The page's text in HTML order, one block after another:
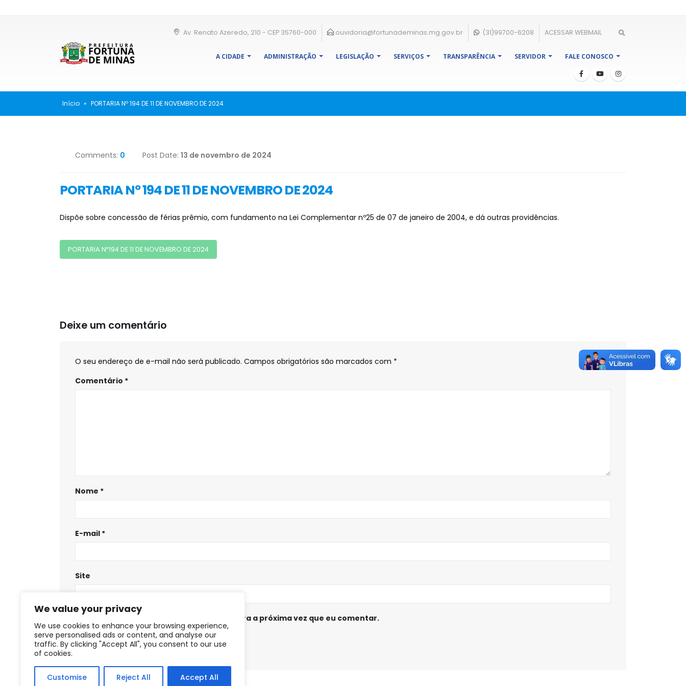
We value your privacy
We use cookies to enhance your browsing experience,
serve personalised ads or content, and analyse our
traffic. By clicking "Accept All", you consent to our use
of cookies.
Customise Reject All Accept All
Av. Renato Azeredo, 210 - CEP 35760-000 ouvidoria@fortunademinas.mg.gov.br (31)99700-6208 ACESSAR WEBMAIL
A CIDADE ADMINISTRAÇÃO LEGISLAÇÃO SERVIÇOS TRANSPARÊNCIA SERVIDOR FALE CONOSCO
Início » PORTARIA Nº 194 DE 11 DE NOVEMBRO DE 2024
Comments: 0 Post Date: 13 de novembro de 2024
PORTARIA Nº 194 DE 11 DE NOVEMBRO DE 2024
Dispõe sobre concessão de férias prêmio, com fundamento na Lei Complementar nº25 de 07 de janeiro de 2004, e dá outras providências.
PORTARIA Nº194 DE 11 DE NOVEMBRO DE 2024
Deixe um comentário
O seu endereço de e-mail não será publicado. Campos obrigatórios são marcados com *
Comentário *
Nome *
E-mail *
Site
Salvar meus dados neste navegador para a próxima vez que eu comentar.